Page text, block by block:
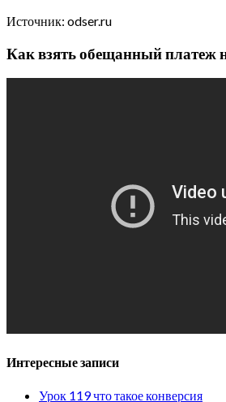
Источник: odser.ru
Как взять обещанный
Интересные записи
Урок 119 что такое конверсия